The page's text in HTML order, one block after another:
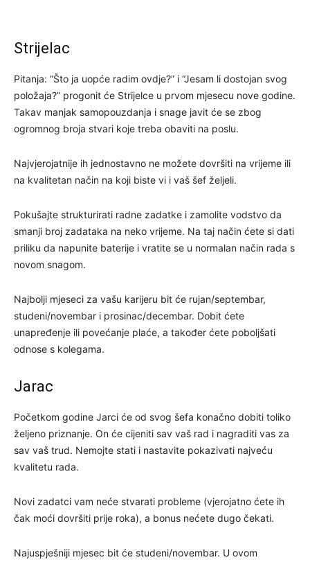
Strijelac
Pitanja: “Što ja uopće radim ovdje?” i “Jesam li dostojan svog
položaja?” progonit će Strijelce u prvom mjesecu nove godine.
Takav manjak samopouzdanja i snage javit će se zbog
ogromnog broja stvari koje treba obaviti na poslu.
Najvjerojatnije ih jednostavno ne možete dovršiti na vrijeme ili
na kvalitetan način na koji biste vi i vaš šef željeli.
Pokušajte strukturirati radne zadatke i zamolite vodstvo da
smanji broj zadataka na neko vrijeme. Na taj način ćete si dati
priliku da napunite baterije i vratite se u normalan način rada s
novom snagom.
Najbolji mjeseci za vašu karijeru bit će rujan/septembar,
studeni/novembar i prosinac/decembar. Dobit ćete
unapređenje ili povećanje plaće, a također ćete poboljšati
odnose s kolegama.
Jarac
Početkom godine Jarci će od svog šefa konačno dobiti toliko
željeno priznanje. On će cijeniti sav vaš rad i nagraditi vas za
sav vaš trud. Nemojte stati i nastavite pokazivati ​​najveću
kvalitetu rada.
Novi zadatci vam neće stvarati probleme (vjerojatno ćete ih
čak moći dovršiti prije roka), a bonus nećete dugo čekati.
Najuspješniji mjesec bit će studeni/novembar. U ovom